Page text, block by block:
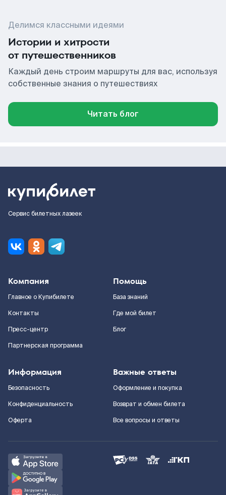
Делимся классными идеями
Истории и хитрости
от путешественников
Каждый день строим маршруты для вас, используя
собственные знания о путешествиях
Читать блог
Сервис билетных лазеек
Компания
Главное о Купибилете
Контакты
Пресс-центр
Партнерская программа
Помощь
База знаний
Где мой билет
Блог
Информация
Безопасность
Конфиденциальность
Оферта
Важные ответы
Оформление и покупка
Возврат и обмен билета
Все вопросы и ответы